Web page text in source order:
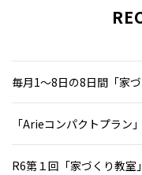
毎月1～8日の8日間「家
「Arieコンパクトプラン
R6第１回「家づくり教室